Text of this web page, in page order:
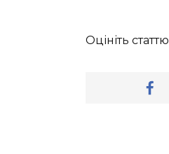
Оцініть статтю